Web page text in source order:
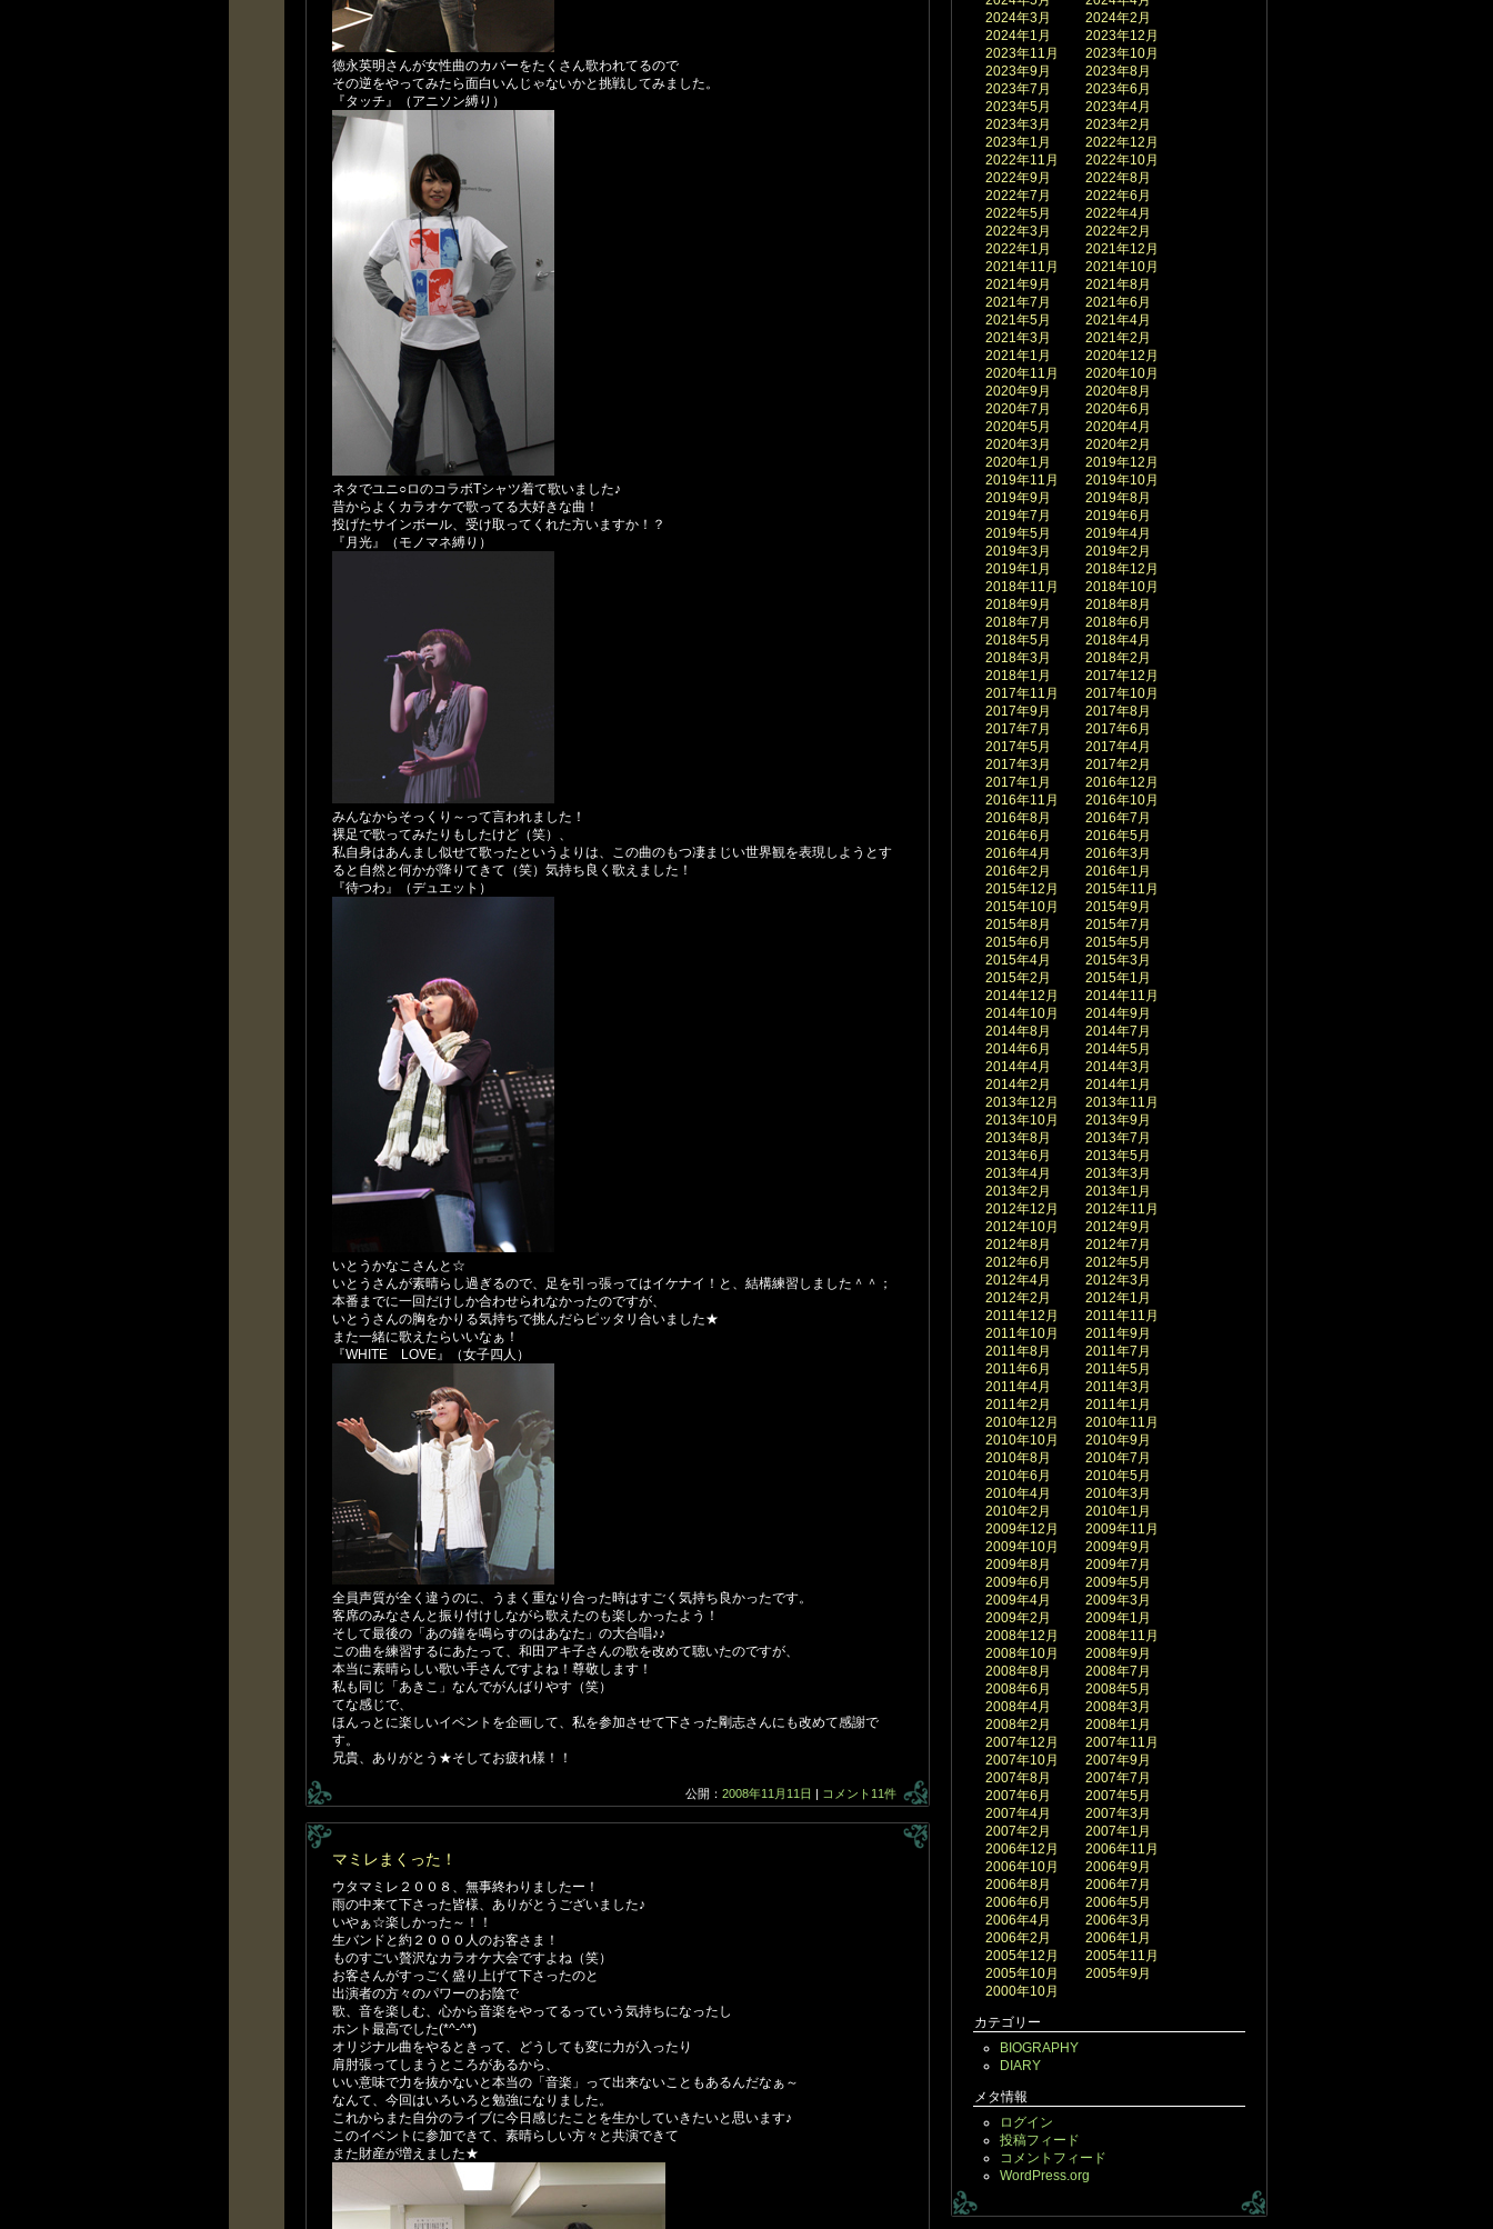
徳永英明さんが女性曲のカバーをたくさん歌われてるので
その逆をやってみたら面白いんじゃないかと挑戦してみました。
『タッチ』（アニソン縛り）
ネタでユニ○ロのコラボTシャツ着て歌いました♪
昔からよくカラオケで歌ってる大好きな曲！
投げたサインボール、受け取ってくれた方いますか！？
『月光』（モノマネ縛り）
みんなからそっくり～って言われました！
裸足で歌ってみたりもしたけど（笑）、
私自身はあんまし似せて歌ったというよりは、この曲のもつ凄まじい世界観を表現しようとす
ると自然と何かが降りてきて（笑）気持ち良く歌えました！
『待つわ』（デュエット）
いとうかなこさんと☆
いとうさんが素晴らし過ぎるので、足を引っ張ってはイケナイ！と、結構練習しました＾＾；
本番までに一回だけしか合わせられなかったのですが、
いとうさんの胸をかりる気持ちで挑んだらピッタリ合いました★
また一緒に歌えたらいいなぁ！
『WHITE LOVE』（女子四人）
全員声質が全く違うのに、うまく重なり合った時はすごく気持ち良かったです。
客席のみなさんと振り付けしながら歌えたのも楽しかったよう！
そして最後の「あの鐘を鳴らすのはあなた」の大合唱♪♪
この曲を練習するにあたって、和田アキ子さんの歌を改めて聴いたのですが、
本当に素晴らしい歌い手さんですよね！尊敬します！
私も同じ「あきこ」なんでがんばりやす（笑）
てな感じで、
ほんっとに楽しいイベントを企画して、私を参加させて下さった剛志さんにも改めて感謝で
す。
兄貴、ありがとう★そしてお疲れ様！！
公開： 2008年11月11日 | コメント11件
マミレまくった！
ウタマミレ２００８、無事終わりましたー！
雨の中来て下さった皆様、ありがとうございました♪
いやぁ☆楽しかった～！！
生バンドと約２０００人のお客さま！
ものすごい贅沢なカラオケ大会ですよね（笑）
お客さんがすっごく盛り上げて下さったのと
出演者の方々のパワーのお陰で
歌、音を楽しむ、心から音楽をやってるっていう気持ちになったし
ホント最高でした(*^-^*)
オリジナル曲をやるときって、どうしても変に力が入ったり
肩肘張ってしまうところがあるから、
いい意味で力を抜かないと本当の「音楽」って出来ないこともあるんだなぁ～
なんて、今回はいろいろと勉強になりました。
これからまた自分のライブに今日感じたことを生かしていきたいと思います♪
このイベントに参加できて、素晴らしい方々と共演できて
また財産が増えました★
2024年3月
2024年2月
2024年1月
2023年12月
2023年11月
2023年10月
2023年9月
2023年8月
2023年7月
2023年6月
2023年5月
2023年4月
2023年3月
2023年2月
2023年1月
2022年12月
2022年11月
2022年10月
2022年9月
2022年8月
2022年7月
2022年6月
2022年5月
2022年4月
2022年3月
2022年2月
2022年1月
2021年12月
2021年11月
2021年10月
2021年9月
2021年8月
2021年7月
2021年6月
2021年5月
2021年4月
2021年3月
2021年2月
2021年1月
2020年12月
2020年11月
2020年10月
2020年9月
2020年8月
2020年7月
2020年6月
2020年5月
2020年4月
2020年3月
2020年2月
2020年1月
2019年12月
2019年11月
2019年10月
2019年9月
2019年8月
2019年7月
2019年6月
2019年5月
2019年4月
2019年3月
2019年2月
2019年1月
2018年12月
2018年11月
2018年10月
2018年9月
2018年8月
2018年7月
2018年6月
2018年5月
2018年4月
2018年3月
2018年2月
2018年1月
2017年12月
2017年11月
2017年10月
2017年9月
2017年8月
2017年7月
2017年6月
2017年5月
2017年4月
2017年3月
2017年2月
2017年1月
2016年12月
2016年11月
2016年10月
2016年8月
2016年7月
2016年6月
2016年5月
2016年4月
2016年3月
2016年2月
2016年1月
2015年12月
2015年11月
2015年10月
2015年9月
2015年8月
2015年7月
2015年6月
2015年5月
2015年4月
2015年3月
2015年2月
2015年1月
2014年12月
2014年11月
2014年10月
2014年9月
2014年8月
2014年7月
2014年6月
2014年5月
2014年4月
2014年3月
2014年2月
2014年1月
2013年12月
2013年11月
2013年10月
2013年9月
2013年8月
2013年7月
2013年6月
2013年5月
2013年4月
2013年3月
2013年2月
2013年1月
2012年12月
2012年11月
2012年10月
2012年9月
2012年8月
2012年7月
2012年6月
2012年5月
2012年4月
2012年3月
2012年2月
2012年1月
2011年12月
2011年11月
2011年10月
2011年9月
2011年8月
2011年7月
2011年6月
2011年5月
2011年4月
2011年3月
2011年2月
2011年1月
2010年12月
2010年11月
2010年10月
2010年9月
2010年8月
2010年7月
2010年6月
2010年5月
2010年4月
2010年3月
2010年2月
2010年1月
2009年12月
2009年11月
2009年10月
2009年9月
2009年8月
2009年7月
2009年6月
2009年5月
2009年4月
2009年3月
2009年2月
2009年1月
2008年12月
2008年11月
2008年10月
2008年9月
2008年8月
2008年7月
2008年6月
2008年5月
2008年4月
2008年3月
2008年2月
2008年1月
2007年12月
2007年11月
2007年10月
2007年9月
2007年8月
2007年7月
2007年6月
2007年5月
2007年4月
2007年3月
2007年2月
2007年1月
2006年12月
2006年11月
2006年10月
2006年9月
2006年8月
2006年7月
2006年6月
2006年5月
2006年4月
2006年3月
2006年2月
2006年1月
2005年12月
2005年11月
2005年10月
2005年9月
2000年10月
カテゴリー
BIOGRAPHY
DIARY
メタ情報
ログイン
投稿フィード
コメントフィード
WordPress.org